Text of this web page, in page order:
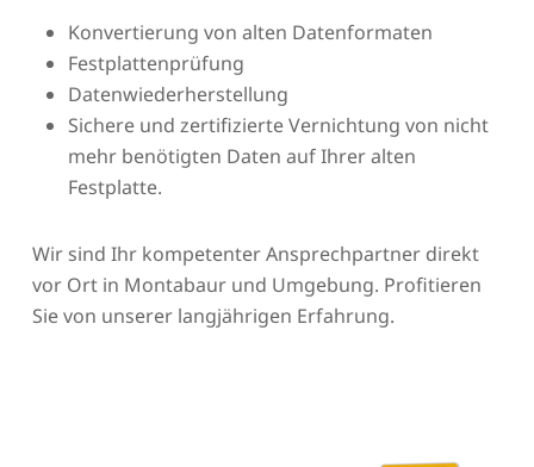
Konvertierung von alten Datenformaten
Festplattenprüfung
Datenwiederherstellung
Sichere und zertifizierte Vernichtung von nicht
mehr benötigten Daten auf Ihrer alten
Festplatte.
Wir sind Ihr kompetenter Ansprechpartner direkt
vor Ort in Montabaur und Umgebung. Profitieren
Sie von unserer langjährigen Erfahrung.